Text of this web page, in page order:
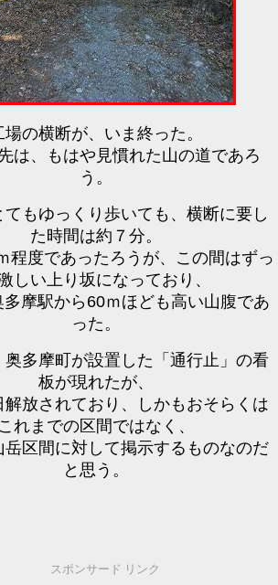
場の横断が、いま終った。
は、もはや見慣れた山の道であろ
う。
てもゆっくり歩いても、横断に要し
た時間は約７分。
程度であったろうが、この間はずっ
しい上り坂になっており、
摩駅から60ｍほども高い山腹であ
った。
奥多摩町が設置した「通行止」の看
板が現れたが、
解放されており、しかもおそらくは
これまでの区間ではなく、
岳区間に対して掲示するものなのだ
と思う。
スポンサード リンク